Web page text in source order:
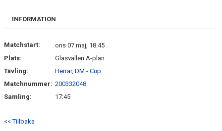
MATCHER
TRUPPEN
DOKUMENT
INFORMATION
Matchstart:
ons 07 maj, 18:45
Plats:
Glasvallen A-plan
Tävling:
Herrar, DM - Cup
Matchnummer: 200332048
Samling:
17:45
<< Tillbaka